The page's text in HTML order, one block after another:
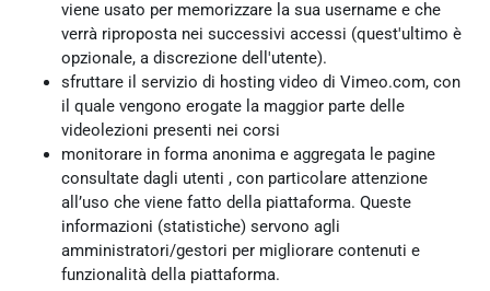
viene usato per memorizzare la sua username e che
verrà riproposta nei successivi accessi (quest'ultimo è
opzionale, a discrezione dell'utente).
sfruttare il servizio di hosting video di Vimeo.com, con
il quale vengono erogate la maggior parte delle
videolezioni presenti nei corsi
monitorare in forma anonima e aggregata le pagine
consultate dagli utenti , con particolare attenzione
all’uso che viene fatto della piattaforma. Queste
informazioni (statistiche) servono agli
amministratori/gestori per migliorare contenuti e
funzionalità della piattaforma.